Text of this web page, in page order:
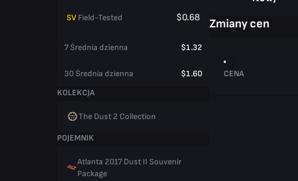
SV Field-Tested $0.68
7 Średnia dzienna $1.32
30 Średnia dzienna
$1.60
KOLEKCJA
The Dust 2 Collection
POJEMNIK
Atlanta 2017 Dust II Souvenir
Package
Zmiany cen
CENA